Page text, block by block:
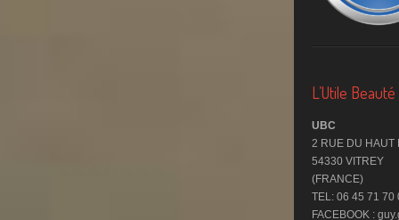
L’Utile
UBC
2 RUE DU HAUT
54330 VITREY
(FRANCE)
TEL: 06 45 71 70
FACEBOOK :